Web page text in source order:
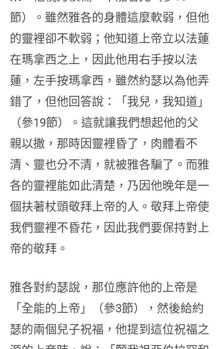
節）。雖然雅各的身體這麼軟弱，但他
的靈裡卻不軟弱；他知道上帝立以法蓮
在瑪拿西之上，因此他用右手按以法
蓮，左手按瑪拿西，雖然約瑟以為他弄
錯了，但他回答說：「我兒，我知道」
（參19節）。這就讓我們想起他的父
親以撒，那時因靈裡昏了，肉體看不
清、靈也分不清，就被雅各騙了。而雅
各的靈裡能如此清楚，乃因他晚年是一
個扶著杖頭敬拜上帝的人。敬拜上帝使
我們靈裡不昏花，因此我們要保持對上
帝的敬拜。
雅各對約瑟說，那位應許他的上帝是
「全能的上帝」（參3節），然後給約
瑟的兩個兒子祝福，他提到這位祝福之